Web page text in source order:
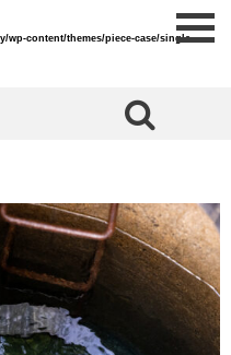
content/themes/piece-case/single-